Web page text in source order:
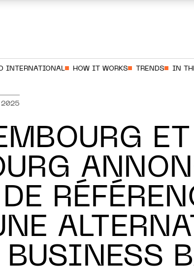
INTERNATIONAL HOW IT WORKS TRENDS IN
2025
ET